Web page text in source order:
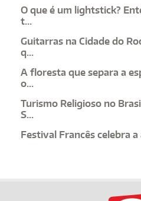
O que é um lightstick?
t...
Guitarras na Cidade do
q...
A floresta que separa a
o...
Turismo Religioso no
S...
Festival Francês celebra